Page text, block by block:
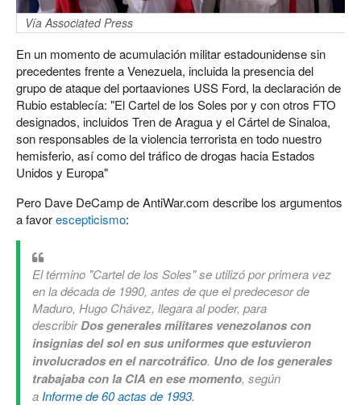
Vía Associated Press
En un momento de acumulación militar estadounidense sin
precedentes frente a Venezuela, incluida la presencia del
grupo de ataque del portaaviones USS Ford, la declaración de
Rubio establecía: "El Cartel de los Soles por y con otros FTO
designados, incluidos Tren de Aragua y el Cártel de Sinaloa,
son responsables de la violencia terrorista en todo nuestro
hemisferio, así como del tráfico de drogas hacia Estados
Unidos y Europa"
Pero Dave DeCamp de AntiWar.com describe los argumentos
a favorescepticismo:
El término "Cartel de los Soles" se utilizó por primera vez
en la década de 1990, antes de que el predecesor de
Maduro, Hugo Chávez, llegara al poder, para
describirDos generales militares venezolanos con
insignias del sol en sus uniformes que estuvieron
involucrados en el narcotráfico. Uno de los generales
trabajaba con la CIA en ese momento, según
a Informe de 60 actas de 1993.